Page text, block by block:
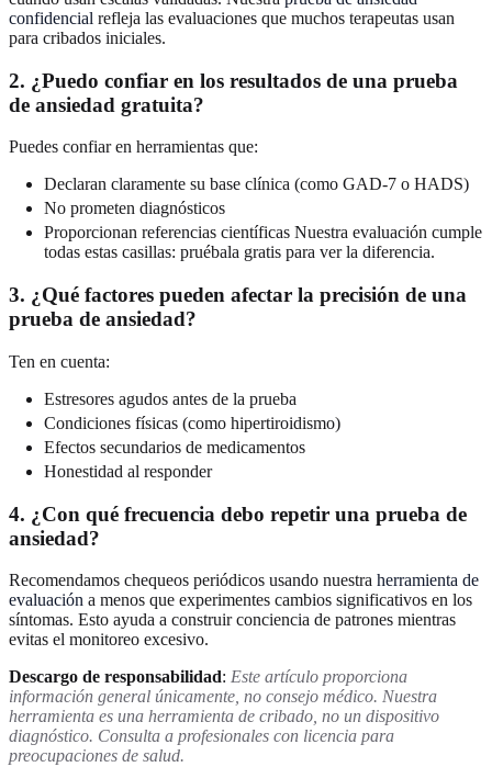
confidencial refleja las evaluaciones que muchos terapeutas usan
para cribados iniciales.
2. ¿Puedo confiar en los resultados de una prueba
de ansiedad gratuita?
Puedes confiar en herramientas que:
Declaran claramente su base clínica (como GAD-7 o HADS)
No prometen diagnósticos
Proporcionan referencias científicas Nuestra evaluación cumple
todas estas casillas: pruébala gratis para ver la diferencia.
3. ¿Qué factores pueden afectar la precisión de una
prueba de ansiedad?
Ten en cuenta:
Estresores agudos antes de la prueba
Condiciones físicas (como hipertiroidismo)
Efectos secundarios de medicamentos
Honestidad al responder
4. ¿Con qué frecuencia debo repetir una prueba de
ansiedad?
Recomendamos chequeos periódicos usando nuestra herramienta de
evaluación a menos que experimentes cambios significativos en los
síntomas. Esto ayuda a construir conciencia de patrones mientras
evitas el monitoreo excesivo.
Descargo de responsabilidad: Este artículo proporciona
información general únicamente, no consejo médico. Nuestra
herramienta es una herramienta de cribado, no un dispositivo
diagnóstico. Consulta a profesionales con licencia para
preocupaciones de salud.